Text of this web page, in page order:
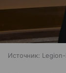
Источник: